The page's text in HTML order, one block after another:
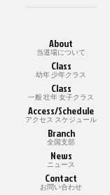
About
当道場について
Class
幼年 少年クラス
Class
一般 壮年 女子クラス
Access/Schedule
アクセス スケジュール
Branch
全国支部
News
ニュース
Contact
お問い合わせ